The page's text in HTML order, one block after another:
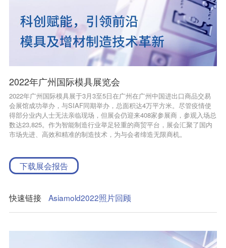
2022年广州国际模具展览会
2022年广州国际模具展于3月3至5日在广州在广州中国进出口商品交易
会展馆成功举办，与SIAF同期举办，总面积达4万平方米。尽管疫情使
得部分业内人士无法亲临现场，但展会仍迎来408家参展商，参观入场总
数达23,825。作为智能制造行业举足轻重的商贸平台，展会汇聚了国内
市场先进、高效和精准的制造技术，为与会者缔造无限商机。
下载展会报告
快速链接 Asiamold2022照片回顾